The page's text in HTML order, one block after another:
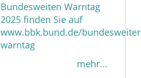
Bundesweiten Warntag
2025 finden Sie auf
www.bbk.bund.de/
warntag
mehr...